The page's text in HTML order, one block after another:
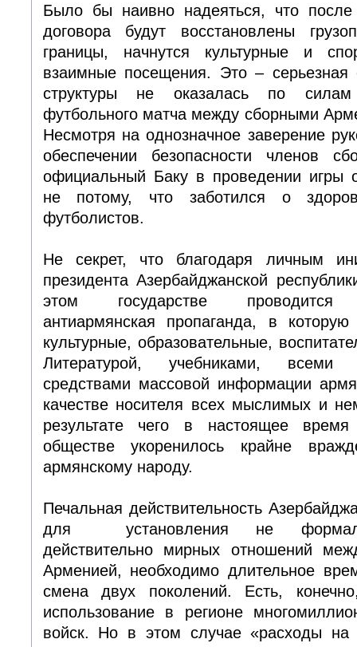
Было бы наивно надеяться, что после
договора будут восстановлены
границы, начнутся культурные и
взаимные посещения. Это – серьезная
структуры не оказалась по
футбольного матча между сборными
Несмотря на однозначное заверение
обеспечении безопасности членов
официальный Баку в проведении игры
не потому, что заботился о
футболистов.
Не секрет, что благодаря личным
президента Азербайджанской
этом государстве проводится
антиармянская пропаганда, в
культурные, образовательные,
Литературой, учебниками, всеми
средствами массовой информации
качестве носителя всех мыслимых и
результате чего в настоящее
обществе укоренилось крайне
армянскому народу.
Печальная действительность
для установления не
действительно мирных отношений
Арменией, необходимо длительное
смена двух поколений. Есть,
использование в регионе
войск. Но в этом случае «расходы на